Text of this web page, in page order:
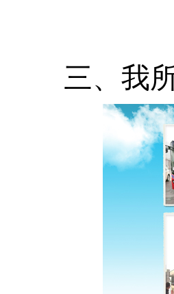
三、我